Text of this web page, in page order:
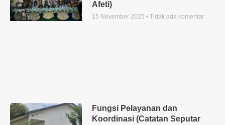
Afeti)
15 November 2025 Tidak ada komentar
Fungsi Pelayanan dan
Koordinasi (Catatan Seputar